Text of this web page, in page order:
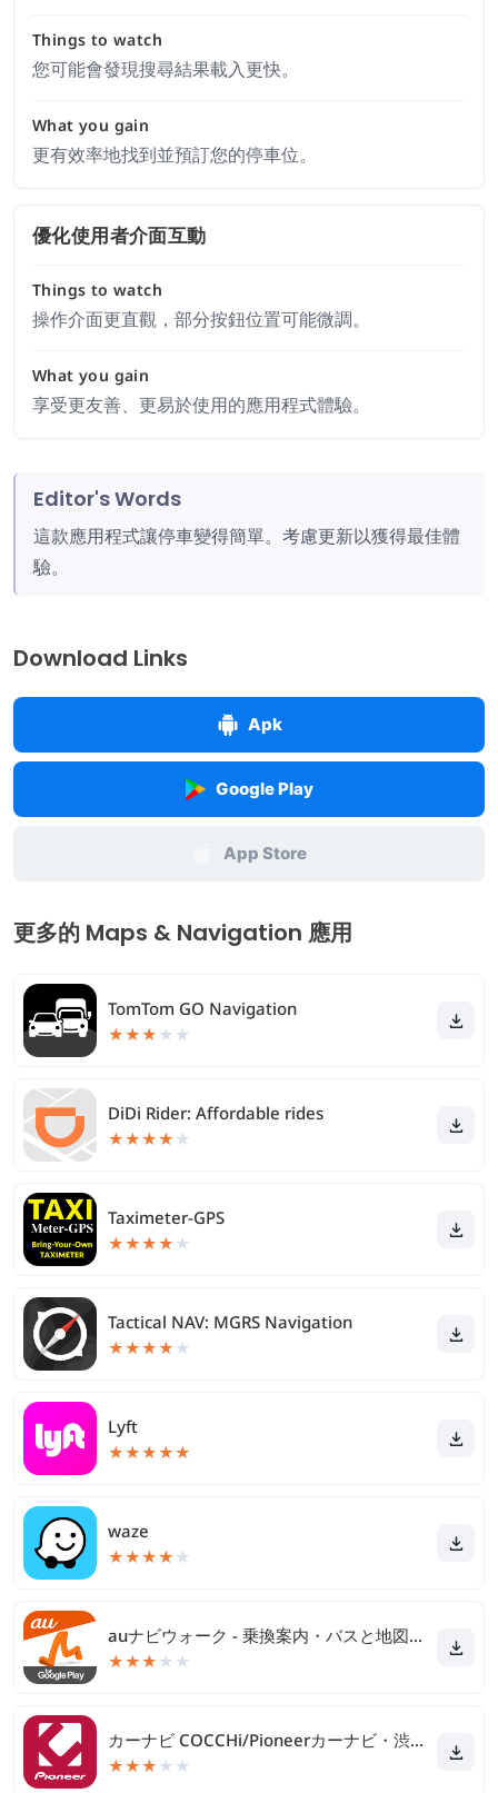
Things to watch
您可能會發現搜尋結果載入更快。
What you gain
更有效率地找到並預訂您的停車位。
優化使用者介面互動
Things to watch
操作介面更直觀，部分按鈕位置可能微調。
What you gain
享受更友善、更易於使用的應用程式體驗。
Editor's Words
這款應用程式讓停車變得簡單。考慮更新以獲得最佳體
驗。
Download Links
Apk
Google Play
App Store
更多的 Maps & Navigation 應用
TomTom GO Navigation
★★★ ★ ★
DiDi Rider: Affordable rides
★★★★ ★
Taximeter-GPS
★★★★ ★
Tactical NAV: MGRS Navigation
★★★★ ★
Lyft
★★★★★
waze
★★★★ ★
auナビウォーク - 乗換案内・バスと地図の総合移動アプリ
★★★ ★ ★
カーナビ COCCHi/Pioneerカーナビ・渋滞情報
★★★ ★ ★